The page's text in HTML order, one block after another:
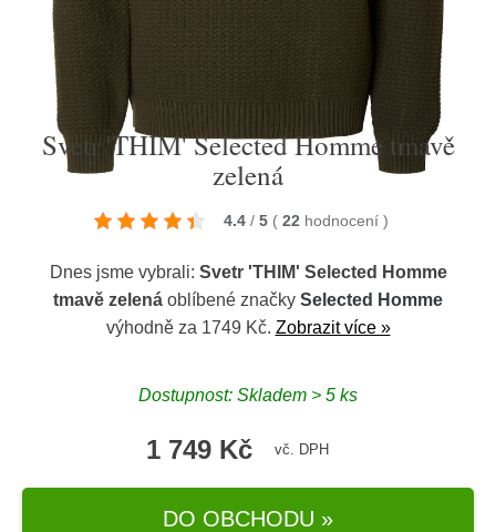
Svetr 'THIM' Selected Homme tmavě
zelená
4.4 / 5 ( 22 hodnocení )
Dnes jsme vybrali: Svetr 'THIM' Selected Homme
tmavě zelená oblíbené značky Selected Homme
výhodně za 1749 Kč. Zobrazit více »
Dostupnost: Skladem > 5 ks
1 749 Kč vč. DPH
DO OBCHODU »